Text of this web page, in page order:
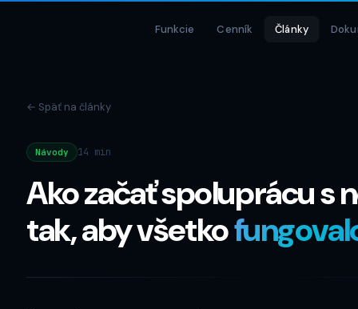
Funkcie Cenník Články
← Späť na články
Návody 14 min
Ako začať spoluprácu s
tak, aby všetko